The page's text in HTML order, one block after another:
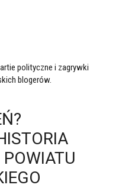
polityczne i zagrywki
blogerów.
POWIATU